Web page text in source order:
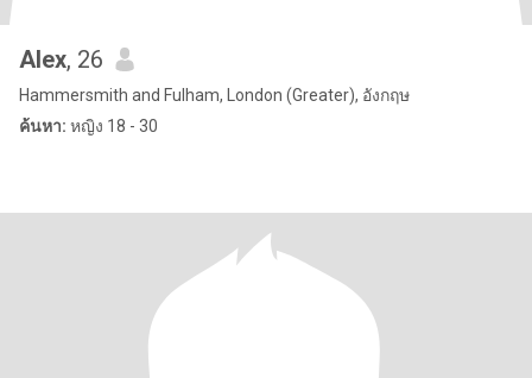
Alex, 26
Hammersmith and Fulham, London (Greater), อังกฤษ
ค้นหา: หญิง 18 - 30